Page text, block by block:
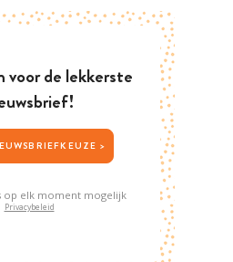
voor de lekkerste
JOUW NIEUWSBRIEFKEUZE >
op elk moment mogelijk
Privacybeleid